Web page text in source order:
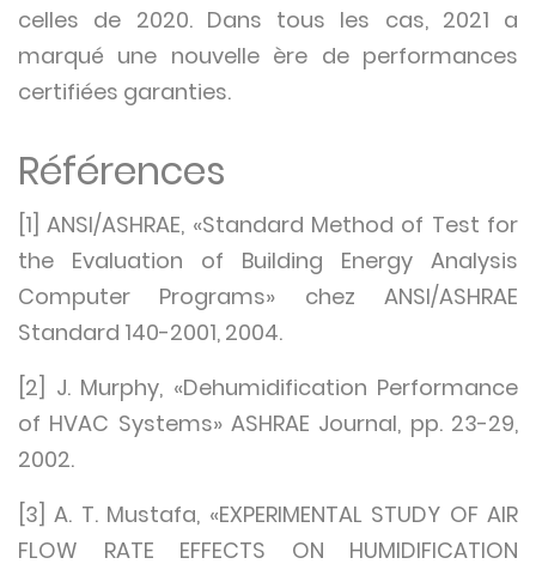
celles de 2020. Dans tous les cas, 2021 a
marqué une nouvelle ère de performances
certifiées garanties.
Références
[1] ANSI/ASHRAE, «Standard Method of Test for
the Evaluation of Building Energy Analysis
Computer Programs» chez ANSI/ASHRAE
Standard 140-2001, 2004.
[2] J. Murphy, «Dehumidification Performance
of HVAC Systems» ASHRAE Journal, pp. 23-29,
2002.
[3] A. T. Mustafa, «EXPERIMENTAL STUDY OF AIR
FLOW RATE EFFECTS ON HUMIDIFICATION